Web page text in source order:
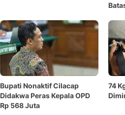
Bupati Nonaktif Cilacap
Didakwa Peras Kepala OPD
Rp 568 Juta
74